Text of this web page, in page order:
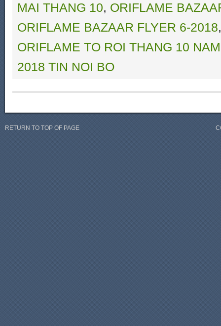
MAI THANG 10, ORIFLAME
ORIFLAME BAZAAR FLYER 6-2018
ORIFLAME TO ROI THANG 10
2018 TIN NOI BO
RETURN TO TOP OF PAGE